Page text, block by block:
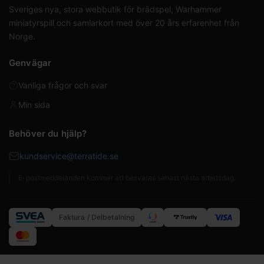
Sveriges nya, stora webbutik för brädspel, Warhammer
miniatyrspill och samlarkort med över 20 års erfarenhet från
Norge.
Genvägar
Vanliga frågor och svar
Min sida
Behöver du hjälp?
kundservice@terratide.se
Faktura / Delbetalning